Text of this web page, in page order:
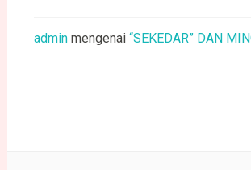
adminmengenai “SEKEDAR” DAN